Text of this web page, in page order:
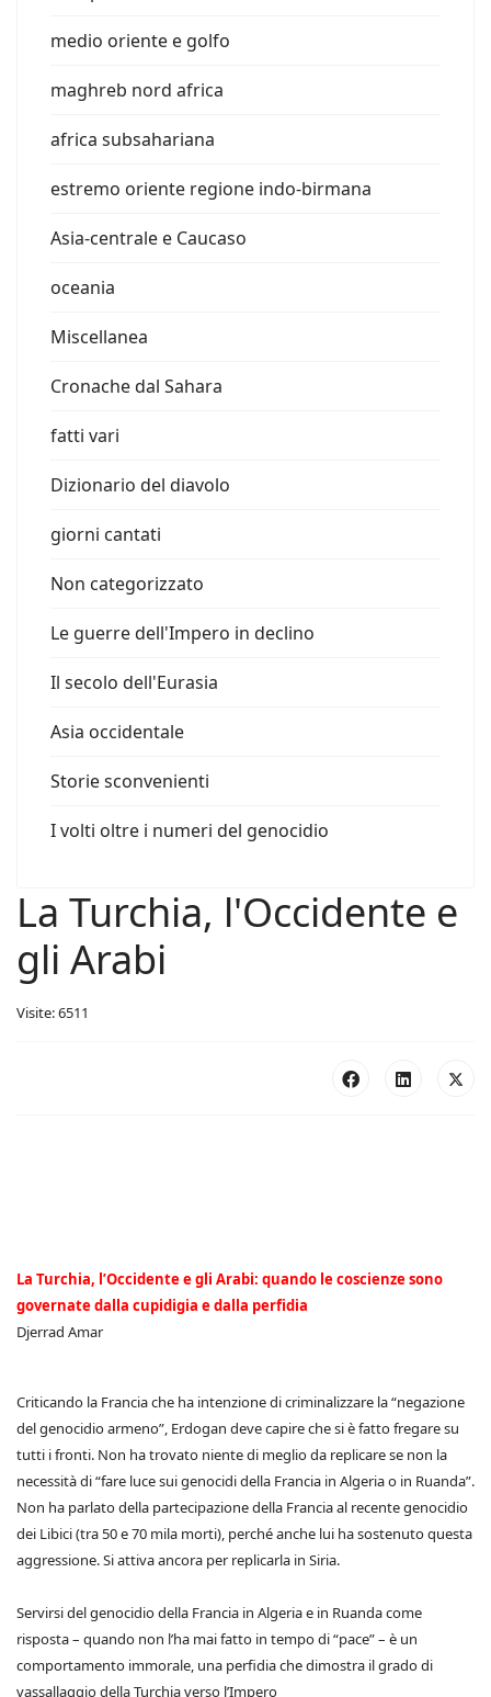
medio oriente e golfo
maghreb nord africa
africa subsahariana
estremo oriente regione indo-birmana
Asia-centrale e Caucaso
oceania
Miscellanea
Cronache dal Sahara
fatti vari
Dizionario del diavolo
giorni cantati
Non categorizzato
Le guerre dell'Impero in declino
Il secolo dell'Eurasia
Asia occidentale
Storie sconvenienti
I volti oltre i numeri del genocidio
La Turchia, l'Occidente e
gli Arabi
Visite: 6511
La Turchia, l’Occidente e gli Arabi: quando le coscienze sono
governate dalla cupidigia e dalla perfidia
Djerrad Amar
Criticando la Francia che ha intenzione di criminalizzare la “negazione
del genocidio armeno”, Erdogan deve capire che si è fatto fregare su
tutti i fronti. Non ha trovato niente di meglio da replicare se non la
necessità di “fare luce sui genocidi della Francia in Algeria o in Ruanda”.
Non ha parlato della partecipazione della Francia al recente genocidio
dei Libici (tra 50 e 70 mila morti), perché anche lui ha sostenuto questa
aggressione. Si attiva ancora per replicarla in Siria.
Servirsi del genocidio della Francia in Algeria e in Ruanda come
risposta – quando non l’ha mai fatto in tempo di “pace” – è un
comportamento immorale, una perfidia che dimostra il grado di
vassallaggio della Turchia verso l’Impero